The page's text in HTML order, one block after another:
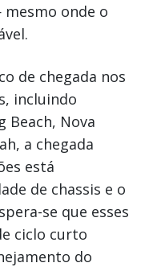
onde o
de chegada nos
incluindo
Beach, Nova
a chegada
está
de chassis e o
se que esses
ciclo curto
do